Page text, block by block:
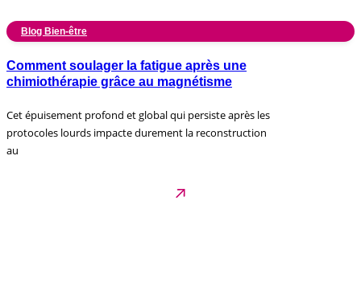
Blog Bien-être
Comment soulager la fatigue après une
chimiothérapie grâce au magnétisme
Cet épuisement profond et global qui persiste après les
protocoles lourds impacte durement la reconstruction
au